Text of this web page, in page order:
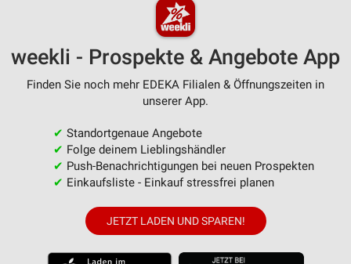
weekli - Prospekte & Angebote App
Finden Sie noch mehr EDEKA Filialen & Öffnungszeiten in
unserer App.
✔ Standortgenaue Angebote
✔ Folge deinem Lieblingshändler
✔ Push-Benachrichtigungen bei neuen Prospekten
✔ Einkaufsliste - Einkauf stressfrei planen
JETZT LADEN UND SPAREN!